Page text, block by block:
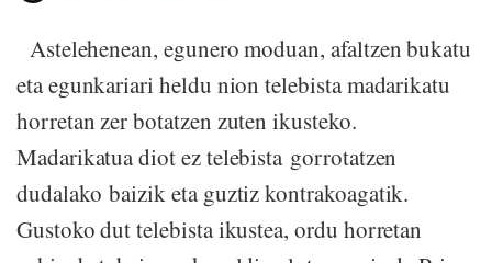
Astelehenean, egunero moduan, afaltzen bukatu
eta egunkariari heldu nion telebista madarikatu
horretan zer botatzen zuten ikusteko.
Madarikatua diot ez telebista gorrotatzen
dudalako baizik eta guztiz kontrakoagatik.
Gustoko dut telebista ikustea, ordu horretan